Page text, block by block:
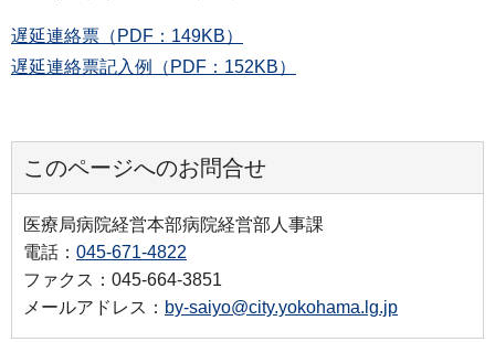
遅延連絡票（PDF：149KB）
遅延連絡票記入例（PDF：152KB）
このページへのお問合せ
医療局病院経営本部病院経営部人事課
電話： 045-671-4822
ファクス：045-664-3851
メールアドレス： by-saiyo@city.yokohama.lg.jp